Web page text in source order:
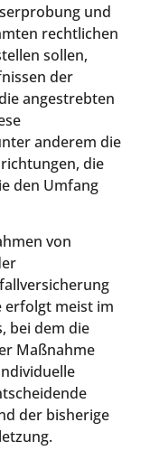
und
rechtlichen
sollen,
der
angestrebten
anderem die
die
den Umfang
von
erfolgt meist im
bei dem die
Maßnahme
der bisherige